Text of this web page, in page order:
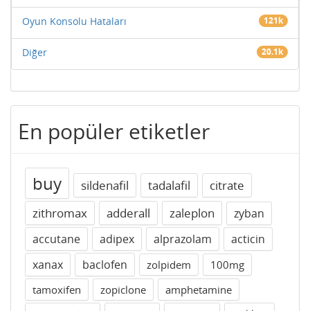
Oyun Konsolu Hataları 121k
Diğer 20.1k
En popüler etiketler
buy sildenafil tadalafil
citrate
zithromax
adderall zaleplon
zyban
accutane
adipex alprazolam
acticin
xanax
baclofen zolpidem
100mg
tamoxifen
zopiclone
amphetamine